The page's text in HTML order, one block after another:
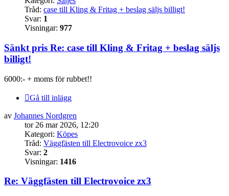
Tråd: case till Kling & Fritag + beslag säljs billigt!
Svar: 1
Visningar: 977
Sänkt pris Re: case till Kling & Fritag + beslag säljs
billigt!
6000:- + moms för rubbet!!
Gå till inlägg
av Johannes Nordgren
tor 26 mar 2026, 12:20
Kategori: Köpes
Tråd: Väggfästen till Electrovoice zx3
Svar: 2
Visningar: 1416
Re: Väggfästen till Electrovoice zx3